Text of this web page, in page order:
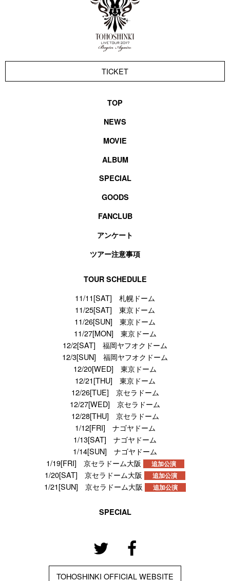
TICKET
TOP
NEWS
MOVIE
ALBUM
SPECIAL
GOODS
FANCLUB
アンケート
ツアー注意事項
TOUR SCHEDULE
11/11[SAT] 札幌ドーム
11/25[SAT] 東京ドーム
11/26[SUN] 東京ドーム
11/27[MON] 東京ドーム
12/2[SAT] 福岡ヤフオクドーム
12/3[SUN] 福岡ヤフオクドーム
12/20[WED] 東京ドーム
12/21[THU] 東京ドーム
12/26[TUE] 京セラドーム
12/27[WED] 京セラドーム
12/28[THU] 京セラドーム
1/12[FRI] ナゴヤドーム
1/13[SAT] ナゴヤドーム
1/14[SUN] ナゴヤドーム
1/19[FRI] 京セラドーム大阪
追加公演
1/20[SAT] 京セラドーム大阪 追加公演
1/21[SUN] 京セラドーム大阪 追加公演
SPECIAL
TOHOSHINKI OFFICIAL WEBSITE